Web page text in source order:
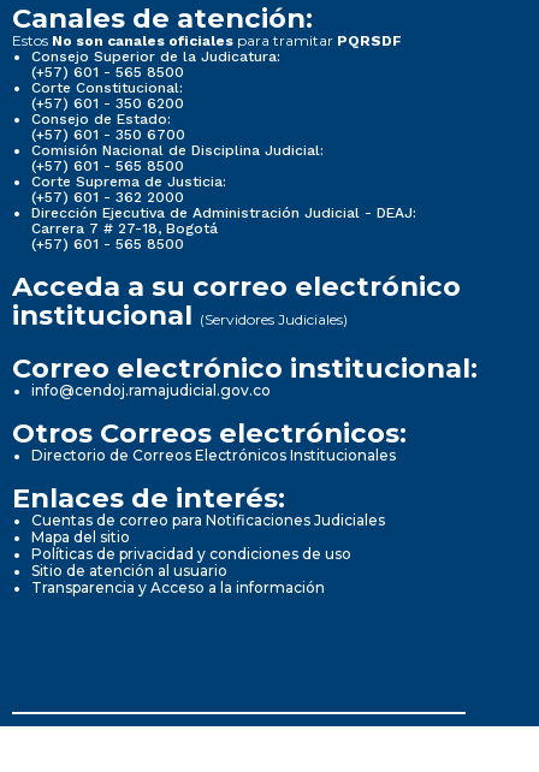
Canales de atención:
Estos No son canales oficiales para tramitar PQRSDF
Consejo Superior de la Judicatura:
(+57) 601 - 565 8500
Corte Constitucional:
(+57) 601 - 350 6200
Consejo de Estado:
(+57) 601 - 350 6700
Comisión Nacional de Disciplina Judicial:
(+57) 601 - 565 8500
Corte Suprema de Justicia:
(+57) 601 - 362 2000
Dirección Ejecutiva de Administración Judicial - DEAJ:
Carrera 7 # 27-18, Bogotá
(+57) 601 - 565 8500
Acceda a su correo electrónico
institucional (Servidores Judiciales)
Correo electrónico institucional:
info@cendoj.ramajudicial.gov.co
Otros Correos electrónicos:
Directorio de Correos Electrónicos Institucionales
Enlaces de interés:
Cuentas de correo para Notificaciones Judiciales
Mapa del sitio
Políticas de privacidad y condiciones de uso
Sitio de atención al usuario
Transparencia y Acceso a la información